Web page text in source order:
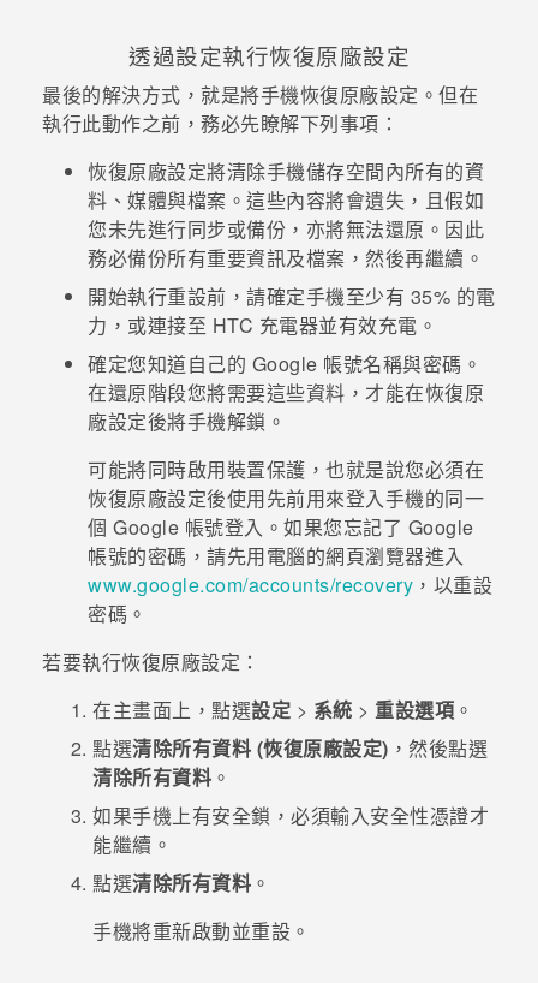
透過設定執行恢復原廠設定
最後的解決方式，就是將手機恢復原廠設定。但在
執行此動作之前，務必先瞭解下列事項：
恢復原廠設定將清除手機儲存空間內所有的資
料、媒體與檔案。這些內容將會遺失，且假如
您未先進行同步或備份，亦將無法還原。因此
務必備份所有重要資訊及檔案，然後再繼續。
開始執行重設前，請確定手機至少有 35% 的電
力，或連接至 HTC 充電器並有效充電。
確定您知道自己的 Google 帳號名稱與密碼。
在還原階段您將需要這些資料，才能在恢復原
廠設定後將手機解鎖。
可能將同時啟用裝置保護，也就是說您必須在
恢復原廠設定後使用先前用來登入手機的同一
個 Google 帳號登入。如果您忘記了 Google
帳號的密碼，請先用電腦的網頁瀏覽器進入
www.google.com/accounts/recovery ，以重設
密碼。
若要執行恢復原廠設定：
在主畫面上，點選設定 > 系統 > 重設選項 。
點選清除所有資料 (恢復原廠設定) ，然後點選
清除所有資料 。
如果手機上有安全鎖，必須輸入安全性憑證才
能繼續。
點選清除所有資料 。
手機將重新啟動並重設。